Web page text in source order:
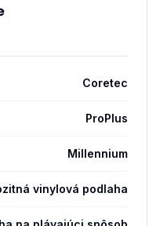
Coretec
ProPlus
Millennium
vinylová podlaha